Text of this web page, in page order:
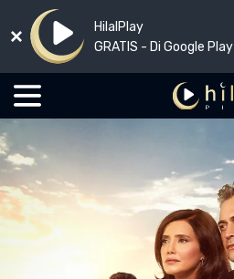
HilalPlay
GRATIS - Di Google Play